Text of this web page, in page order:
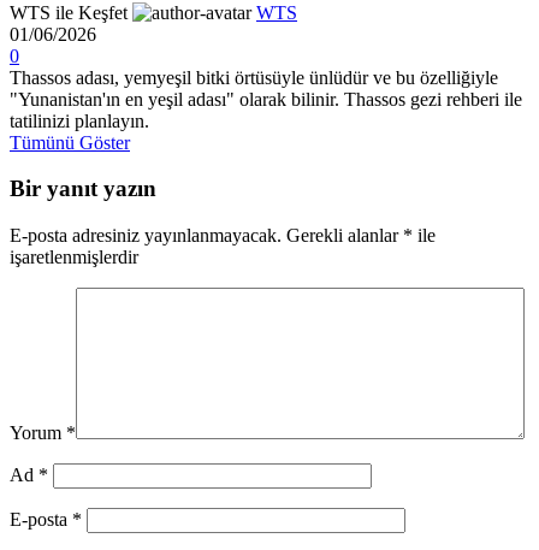
WTS ile Keşfet
WTS
01/06/2026
0
Thassos adası, yemyeşil bitki örtüsüyle ünlüdür ve bu özelliğiyle
"Yunanistan'ın en yeşil adası" olarak bilinir. Thassos gezi rehberi ile
tatilinizi planlayın.
Tümünü Göster
Bir yanıt yazın
E-posta adresiniz yayınlanmayacak. Gerekli alanlar * ile
işaretlenmişlerdir
Yorum *
Ad *
E-posta *